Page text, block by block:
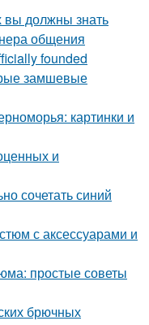
вы должны знать
общения
founded
замшевые
картинки и
и
сочетать синий
с аксессуарами и
простые советы
брючных